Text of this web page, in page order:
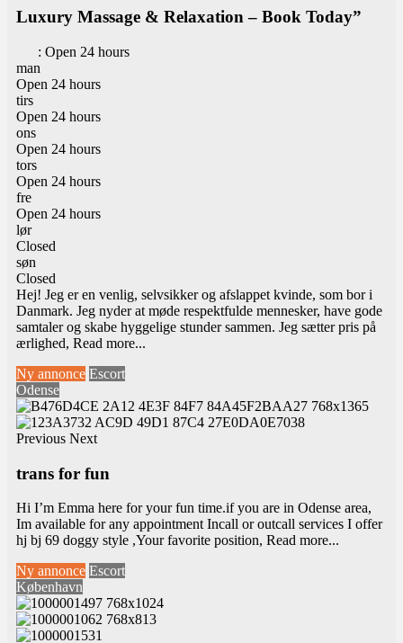
Luxury Massage & Relaxation – Book Today”
: Open 24 hours
man
Open 24 hours
tirs
Open 24 hours
ons
Open 24 hours
tors
Open 24 hours
fre
Open 24 hours
lør
Closed
søn
Closed
Hej! Jeg er en venlig, selvsikker og afslappet kvinde, som bor i
Danmark. Jeg nyder at møde respektfulde mennesker, have gode
samtaler og skabe hyggelige stunder sammen. Jeg sætter pris på
ærlighed, Read more...
Ny annonce Escort
Odense
Previous Next
trans for fun
Hi I’m Emma here for your fun time.if you are in Odense area,
Im available for any appointment Incall or outcall services I offer
hj bj 69 doggy style ,Your favorite position, Read more...
Ny annonce Escort
København